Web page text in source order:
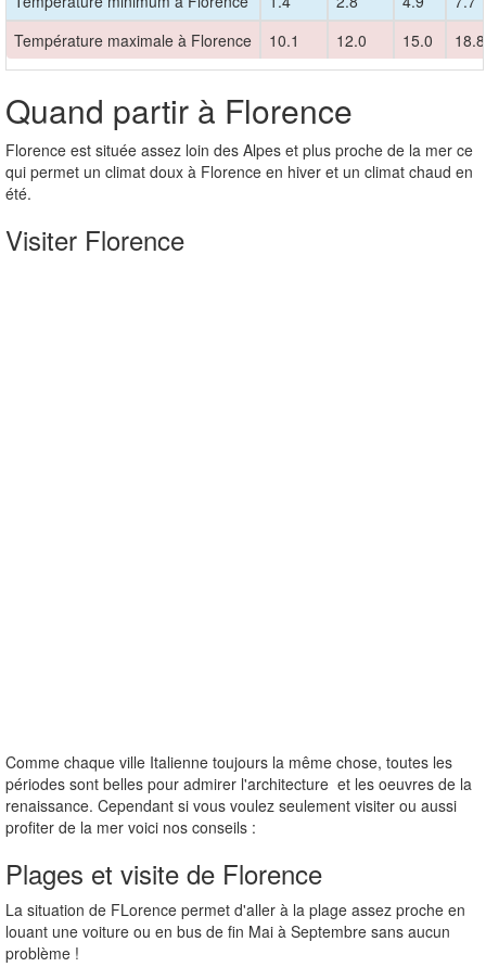
Température maximale à Florence
10.1 12.0 15.0 18.8
Quand partir à Florence
Florence est située assez loin des Alpes et plus proche de la mer ce
qui permet un climat doux à Florence en hiver et un climat chaud en
été.
Visiter Florence
Comme chaque ville Italienne toujours la même chose, toutes les
périodes sont belles pour admirer l'architecture et les oeuvres de la
renaissance. Cependant si vous voulez seulement visiter ou aussi
profiter de la mer voici nos conseils :
Plages et visite de Florence
La situation de FLorence permet d'aller à la plage assez proche en
louant une voiture ou en bus de fin Mai à Septembre sans aucun
problème !